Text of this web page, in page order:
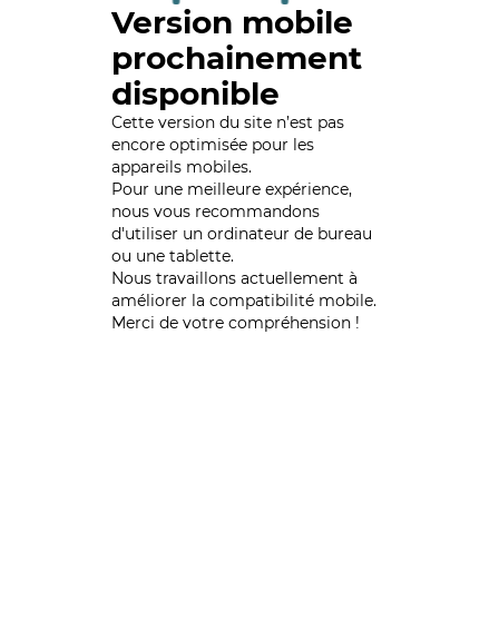
Version mobile
prochainement
disponible
Cette version du site n’est pas
encore optimisée pour les
appareils mobiles.
Pour une meilleure expérience,
nous vous recommandons
d'utiliser un ordinateur de bureau
ou une tablette.
Nous travaillons actuellement à
améliorer la compatibilité mobile.
Merci de votre compréhension !